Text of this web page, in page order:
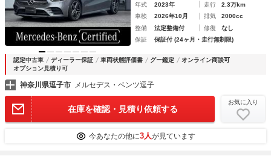
年式 2023年 走行
2.3万km
車検
2026年10月 排気
2000cc
整備
法定整備付 修復
なし
保証
保証付 (24ヶ月・走行無制限)
認定中古車 ディーラー保証 車両状態評価書 グー鑑定
オンライン商談可
オプション見積り可
神奈川県逗子市 メルセデス・ベンツ逗子
在庫を確認・見積り依頼する
お気に入り
今あなたの他に3人が見ています